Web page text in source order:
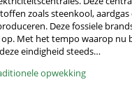
zoals steenkool, aardgas
Deze fossiele
op. Met het tempo waarop
eindigheid steeds…
opwekking